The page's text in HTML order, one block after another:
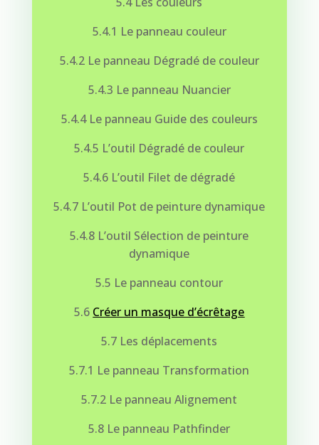
5.4.1 Le panneau couleur
5.4.2 Le panneau Dégradé de couleur
5.4.3 Le panneau Nuancier
5.4.4 Le panneau Guide des couleurs
5.4.5 L’outil Dégradé de couleur
5.4.6 L’outil Filet de dégradé
5.4.7 L’outil Pot de peinture dynamique
5.4.8 L’outil Sélection de peinture
dynamique
5.5 Le panneau contour
5.6 Créer un masque d’écrêtage
5.7 Les déplacements
5.7.1 Le panneau Transformation
5.7.2 Le panneau Alignement
5.8 Le panneau Pathfinder